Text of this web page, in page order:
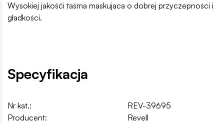
Wysokiej jakośći taśma maskująca o dobrej przyczepności i
gładkości.
Specyfikacja
Nr kat.:
REV-39695
Producent:
Revell